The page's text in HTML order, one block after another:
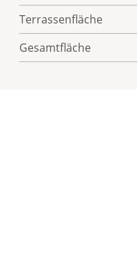
Terrassenfläche
Gesamtfläche